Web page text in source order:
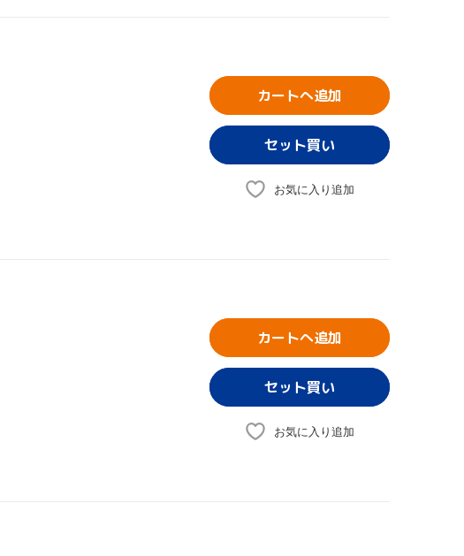
カートへ追加
お気に入り追加
カートへ追加
お気に入り追加